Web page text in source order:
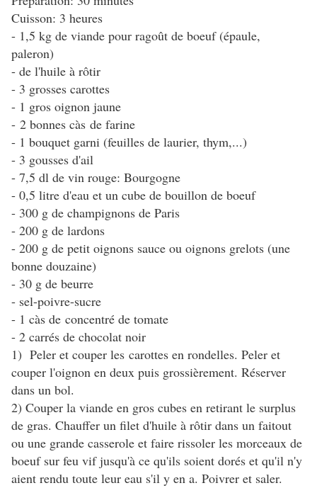
Cuisson: 3 heures
- 1,5 kg de viande pour ragoût de boeuf (épaule,
paleron)
- de l'huile à rôtir
- 3 grosses carottes
- 1 gros oignon jaune
- 2 bonnes càs de farine
- 1 bouquet garni (feuilles de laurier, thym,...)
- 3 gousses d'ail
- 7,5 dl de vin rouge: Bourgogne
- 0,5 litre d'eau et un cube de bouillon de boeuf
- 300 g de champignons de Paris
- 200 g de lardons
- 200 g de petit oignons sauce ou oignons grelots (une
bonne douzaine)
- 30 g de beurre
- sel-poivre-sucre
- 1 càs de concentré de tomate
- 2 carrés de chocolat noir
1) Peler et couper les carottes en rondelles. Peler et
couper l'oignon en deux puis grossièrement. Réserver
dans un bol.
2) Couper la viande en gros cubes en retirant le surplus
de gras. Chauffer un filet d'huile à rôtir dans un faitout
ou une grande casserole et faire rissoler les morceaux de
boeuf sur feu vif jusqu'à ce qu'ils soient dorés et qu'il n'y
aient rendu toute leur eau s'il y en a. Poivrer et saler.